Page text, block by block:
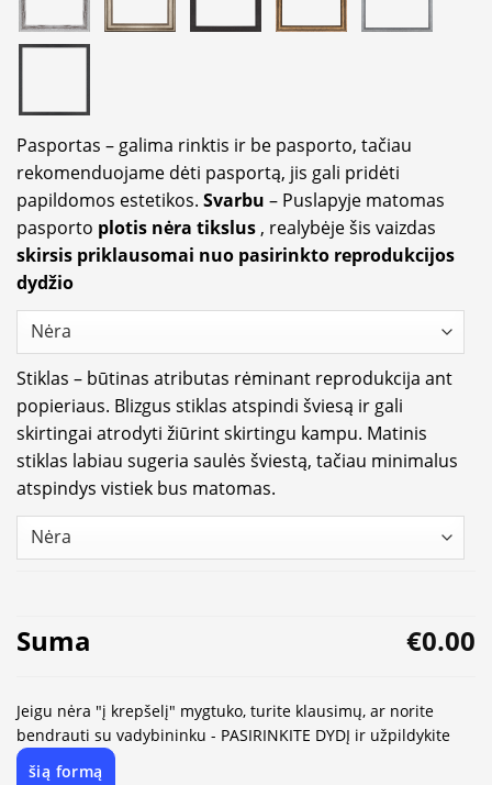
Pasportas – galima rinktis ir be pasporto, tačiau
rekomenduojame dėti pasportą, jis gali pridėti
papildomos estetikos. Svarbu – Puslapyje matomas
pasporto plotis nėra tikslus , realybėje šis vaizdas
skirsis priklausomai nuo pasirinkto reprodukcijos
dydžio
Stiklas – būtinas atributas rėminant reprodukcija ant
popieriaus. Blizgus stiklas atspindi šviesą ir gali
skirtingai atrodyti žiūrint skirtingu kampu. Matinis
stiklas labiau sugeria saulės šviestą, tačiau minimalus
atspindys vistiek bus matomas.
Suma €0.00
Jeigu nėra "į krepšelį" mygtuko, turite klausimų, ar norite
bendrauti su vadybininku - PASIRINKITE DYDĮ ir užpildykite
šią formą